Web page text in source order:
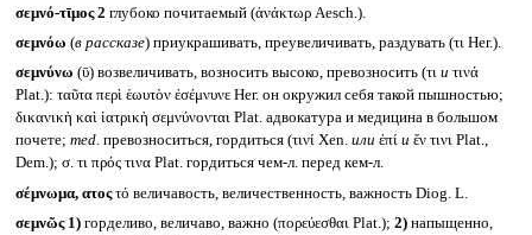
σεμνό-τῑμος 2 глубоко почитаемый (ἀνάκτωρ Aesch.).
σεμνόω (в рассказе) приукрашивать, преувеличивать, раздувать (τι Her.).
σεμνύνω (ῡ) возвеличивать, возносить высоко, превозносить (τι и τινά
Plat.): ταῦτα περὶ ἑωυτὸν ἐσέμνυνε Her. он окружил себя такой пышностью;
δικανικὴ καὶ ἰατρικὴ σεμνύνονται Plat. адвокатура и медицина в большом
почете; med. превозноситься, гордиться (τινί Xen. или ἐπί и ἔν τινι Plat.,
Dem.); σ. τι πρός τινα Plat. гордиться чем-л. перед кем-л.
σέμνωμα, ατοςτό величавость, величественность, важность Diog. L.
σεμνῶς 1)горделиво, величаво, важно (πορεύεσθαι Plat.); 2)напыщенно,